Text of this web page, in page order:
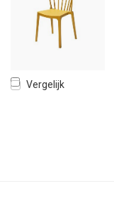
Vergelijk